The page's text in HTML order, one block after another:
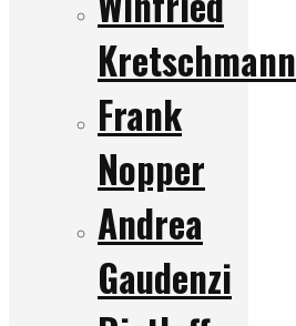
Kretschmann
Frank
Nopper
Andrea
Gaudenzi